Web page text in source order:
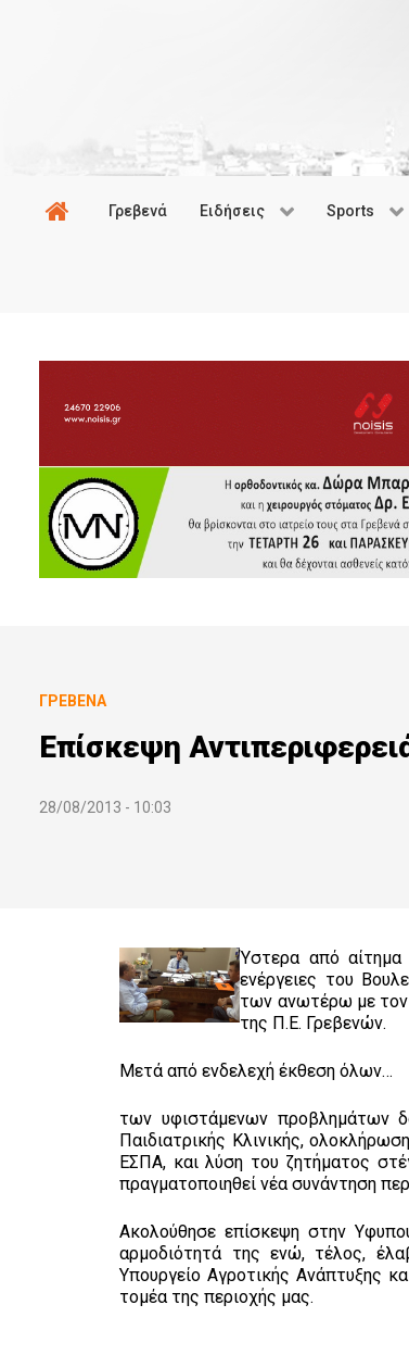
Γρεβενά Ειδήσεις Sports
ΓΡΕΒΕΝΆ
Επίσκεψη
28/08/2013 - 10:03
Ύστερα από αίτημα
ενέργειες του
των ανωτέρω με τον
της Π.Ε. Γρεβενών.
Μετά από ενδελεχή έκθεση όλων…
των υφιστάμενων προβλημάτων
Παιδιατρικής Κλινικής,
ΕΣΠΑ, και λύση του ζητήματος
πραγματοποιηθεί νέα συνάντηση
Ακολούθησε επίσκεψη στην
αρμοδιότητά της ενώ, τέλος,
Υπουργείο Αγροτικής Ανάπτυξης
τομέα της περιοχής μας.